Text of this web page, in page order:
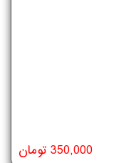
350,000 تومان